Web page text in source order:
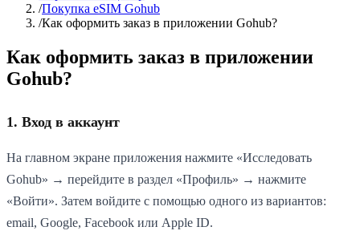
/Покупка eSIM Gohub
/Как оформить заказ в приложении Gohub?
Как оформить заказ в приложении
Gohub?
1. Вход в аккаунт
На главном экране приложения нажмите «Исследовать
Gohub» → перейдите в раздел «Профиль» → нажмите
«Войти». Затем войдите с помощью одного из вариантов:
email, Google, Facebook или Apple ID.